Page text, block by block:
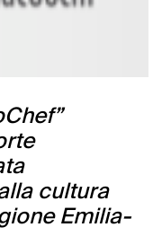
cultura
Emilia-